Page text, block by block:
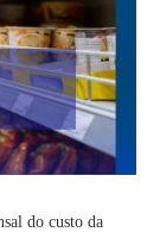
do custo da